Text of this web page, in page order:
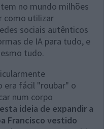
no mundo milhões
como utilizar
sociais autênticos
de IA para tudo, e
tudo.
era fácil "roubar" o
num corpo
ideia de expandir a
Francisco vestido